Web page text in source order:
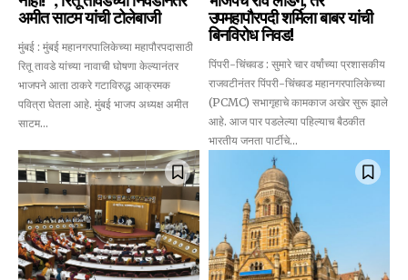
Join our community of
अमीत साटम यांची टोलेबाजी
मुंबई : मुंबई महानगरपालिकेच्या महापौरपदासाठी
रितू तावडे यांच्या नावाची घोषणा केल्यानंतर
भाजपने आता ठाकरे गटाविरुद्ध आक्रमक
पवित्रा घेतला आहे. मुंबई भाजप अध्यक्ष अमीत
साटम...
उपमहापौरपदी शर्मिला बाबर यांची
बिनविरोध निवड!
पिंपरी-चिंचवड : सुमारे चार वर्षांच्या प्रशासकीय
राजवटीनंतर पिंपरी-चिंचवड महानगरपालिकेच्या
(PCMC) सभागृहाचे कामकाज अखेर सुरू झाले
आहे. आज पार पडलेल्या पहिल्याच बैठकीत
भारतीय जनता पार्टीचे...